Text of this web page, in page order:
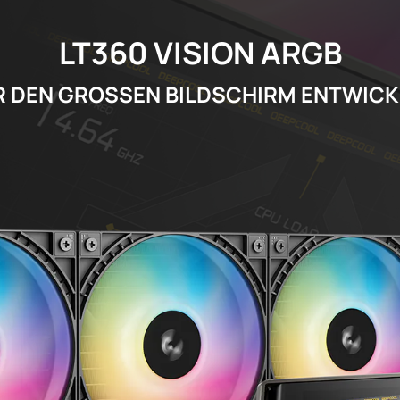
LT360 VISION ARGB
DEN GROSSEN BILDSCHIRM